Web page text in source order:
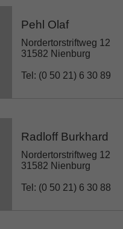
Pehl Olaf
Nordertorstriftweg 12
31582 Nienburg
Tel: (0 50 21) 6 30 89
Radloff Burkhard
Nordertorstriftweg 12
31582 Nienburg
Tel: (0 50 21) 6 30 88